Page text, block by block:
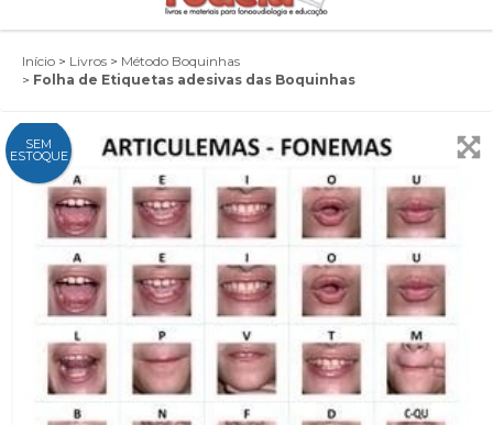
Início > Livros > Método Boquinhas
> Folha de Etiquetas adesivas das Boquinhas
SEM
ESTOQUE